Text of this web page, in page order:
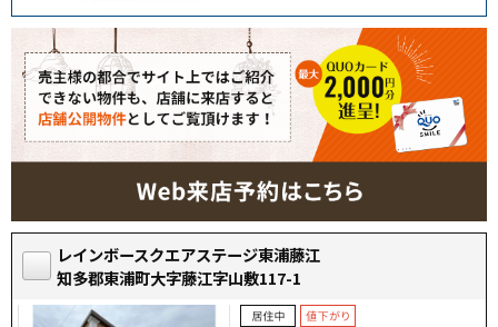
レインボースクエアステージ東浦藤江
知多郡東浦町大字藤江字山敷117-1